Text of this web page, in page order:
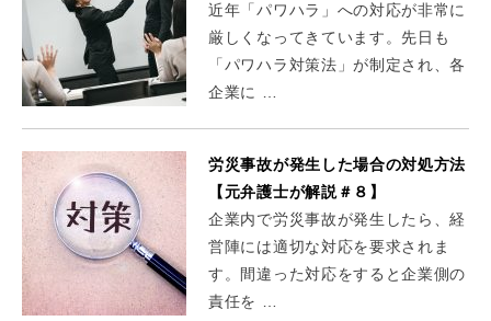
近年「パワハラ」への対応が非常に
厳しくなってきています。先日も
「パワハラ対策法」が制定され、各
企業に …
労災事故が発生した場合の対処方法
【元弁護士が解説＃８】
企業内で労災事故が発生したら、経
営陣には適切な対応を要求されま
す。間違った対応をすると企業側の
責任を …